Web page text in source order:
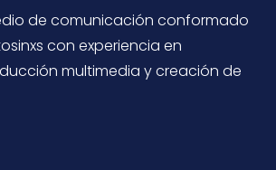
de comunicación conformado
con experiencia en
multimedia y creación de